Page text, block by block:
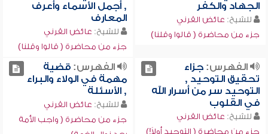
الجهاد والكفر
للشيخ: عائض القرني
جزء من محاضرة ( قالوا وقلنا)
, أجمل الأسماء وأعرف
المعارف
للشيخ: عائض القرني
جزء من محاضرة ( قالوا وقلنا)
الفهرس:جزاء
تحقيق التوحيد ,
التوحيد سر من أسرار الله
في القلوب
للشيخ: عائض القرني
جزء من محاضرة ( التوحيد أولاً!)
الفهرس:قضية
مهمة في الولاء والبراء
, الأسئلة
للشيخ: عائض القرني
جزء من محاضرة ( واجب الأمة